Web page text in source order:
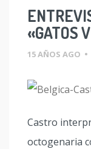
«GATOS
15 AÑOS AGO •
Castro
octogenaria